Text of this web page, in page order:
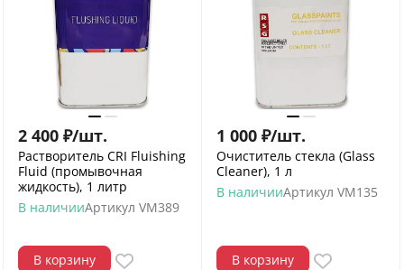
2 400 ₽/шт.
Растворитель CRI Fluishing
Fluid (промывочная
жидкость), 1 литр
В наличииАртикул VM389
В корзину
1 000 ₽/шт.
Очиститель стекла (Glass
Cleaner), 1 л
В наличииАртикул VM135
В корзину